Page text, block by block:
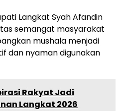
Langkat Syah Afandin
semangat masyarakat
mushala menjadi
dan nyaman digunakan
Rakyat Jadi
Langkat 2026